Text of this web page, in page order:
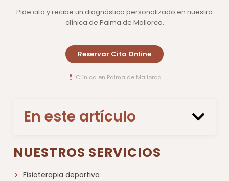
Pide cita y recibe un diagnóstico personalizado en nuestra
clínica de Palma de Mallorca.
Reservar Cita Online
Clínica en Palma de Mallorca
En este artículo
NUESTROS SERVICIOS
Fisioterapia deportiva